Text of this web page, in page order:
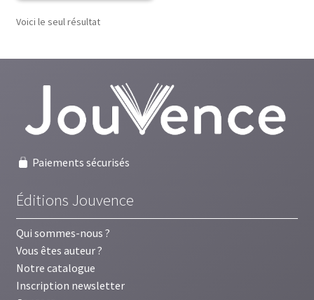
Voici le seul résultat
Paiements sécurisés
Éditions Jouvence
Qui sommes-nous ?
Vous êtes auteur ?
Notre catalogue
Inscription newsletter